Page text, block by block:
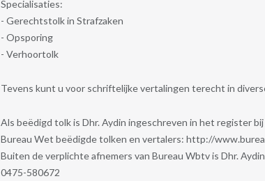
Specialisaties:
- Gerechtstolk in Strafzaken
- Opsporing
- Verhoortolk
Tevens kunt u voor schriftelijke vertalingen terecht in
Als beëdigd tolk is Dhr. Aydin ingeschreven in het register
Bureau Wet beëdigde tolken en vertalers: http://
Buiten de verplichte afnemers van Bureau Wbtv is Dhr.
0475-580672